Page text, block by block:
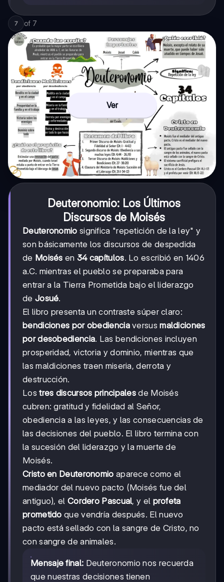
7 of 7
Ver
Deuteronomio: Los Últimos
Discursos de Moisés
Deuteronomio significa "repetición de la ley" y
son básicamente los discursos de despedida
de Moisés en 34 capítulos. Lo escribió en 1406
a.C. mientras el pueblo se preparaba para
entrar a la Tierra Prometida bajo el liderazgo
de Josué.
El libro presenta un contraste súper claro:
bendiciones por obedienciaversusmaldiciones
por desobediencia. Las bendiciones incluyen
prosperidad, victoria y dominio, mientras que
las maldiciones traen miseria, derrota y
destrucción.
Lostres discursos principales de Moisés
cubren: gratitud y fidelidad al Señor,
obediencia a las leyes, y las consecuencias de
las decisiones del pueblo. El libro termina con
la sucesión del liderazgo y la muerte de
Moisés.
Cristo en Deuteronomio aparece como el
mediador del nuevo pacto (Moisés fue del
antiguo), el Cordero Pascual, y el profeta
prometido que vendría después. El nuevo
pacto está sellado con la sangre de Cristo, no
con sangre de animales.
Mensaje final: Deuteronomio nos recuerda
que nuestras decisiones tienen